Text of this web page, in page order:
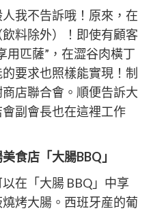
我不告訴哦！原來，在
料除外）！即使有顧客
用匹薩”，在澀谷肉橫丁
要求也照樣能實現！制
店聯合會。順便告訴大
副會長也在這裡工作
食店「大腸BBQ」
在「大腸 BBQ」中享
烤大腸。西班牙産的葡